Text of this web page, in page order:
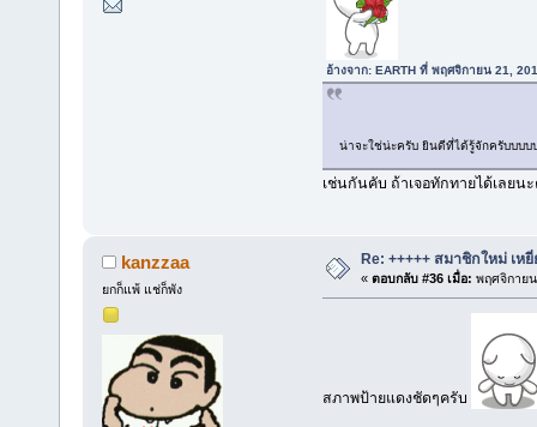
อ้างจาก: EARTH ที่ พฤศจิกายน 21,
น่าจะใช่น่ะครับ ยินดีที่ได้รู้จักครับบบบ
เช่นกันคับ ถ้าเจอทักทายได้เลยน
kanzzaa
ยกก็แพ้ แช่ก็พัง
Re: +++++ สมาชิกใหม่ เห
« ตอบกลับ #36 เมื่อ: พฤศจิกาย
สภาพป้ายแดงชัดๆครับ